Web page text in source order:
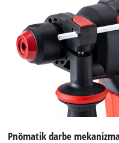
Pnömatik darbe